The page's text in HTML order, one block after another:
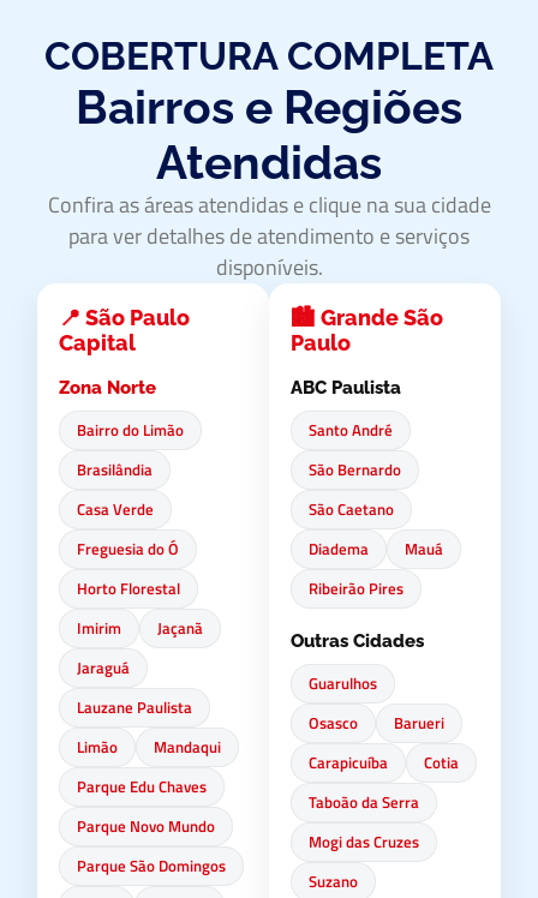
COBERTURA COMPLETA
Bairros e Regiões
Atendidas
Confira as áreas atendidas e clique na sua cidade
para ver detalhes de atendimento e serviços
disponíveis.
📍 São Paulo
Capital
Zona Norte
Bairro do Limão
Brasilândia
Casa Verde
Freguesia do Ó
Horto Florestal
Imirim
Jaçanã
Jaraguá
Lauzane Paulista
Limão
Mandaqui
Parque Edu Chaves
Parque Novo Mundo
Parque São Domingos
🏙️ Grande São
Paulo
ABC Paulista
Santo André
São Bernardo
São Caetano
Diadema
Mauá
Ribeirão Pires
Outras Cidades
Guarulhos
Osasco
Barueri
Carapicuíba
Cotia
Taboão da Serra
Mogi das Cruzes
Suzano